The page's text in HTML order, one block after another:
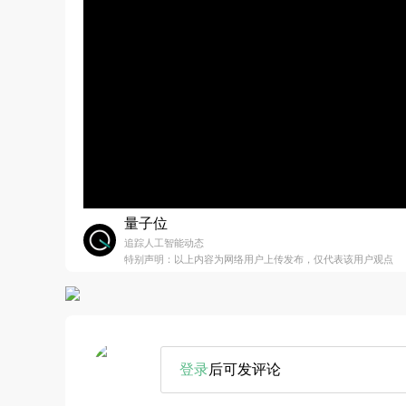
量子位
追踪人工智能动态
特别声明：以上内容为网络用户上传发布，仅代表该用户观点
登录后可发评论